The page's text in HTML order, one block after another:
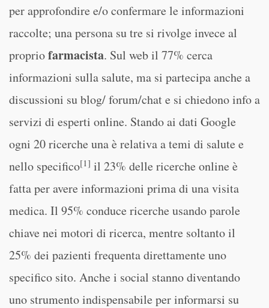
per approfondire e/o confermare le informazioni
raccolte; una persona su tre si rivolge invece al
propriofarmacista. Sul web il 77% cerca
informazioni sulla salute, ma si partecipa anche a
discussioni su blog/ forum/chat e si chiedono info a
servizi di esperti online. Stando ai dati Google
ogni 20 ricerche una è relativa a temi di salute e
nello specifico[1] il 23% delle ricerche online è
fatta per avere informazioni prima di una visita
medica. Il 95% conduce ricerche usando parole
chiave nei motori di ricerca, mentre soltanto il
25% dei pazienti frequenta direttamente uno
specifico sito. Anche i social stanno diventando
uno strumento indispensabile per informarsi su